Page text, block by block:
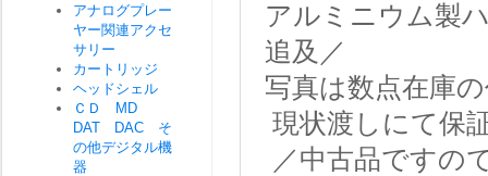
アルミニウム製
追及／
写真は数点在庫
現状渡しにて保
／中古品ですの
アナログプレー
ヤー関連アクセ
サリー
カートリッジ
ヘッドシェル
ＣＤ MD
DAT DAC そ
の他デジタル機
器